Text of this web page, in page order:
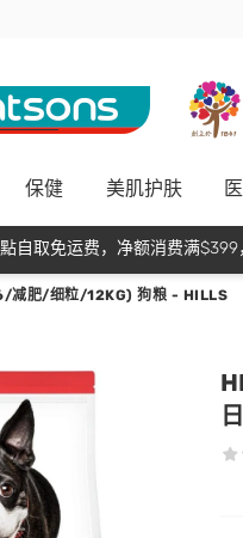
即减$50
保健 美肌护肤
自取免运费，净额消费满$399
减肥/细粒/12KG) 狗粮 - HILLS